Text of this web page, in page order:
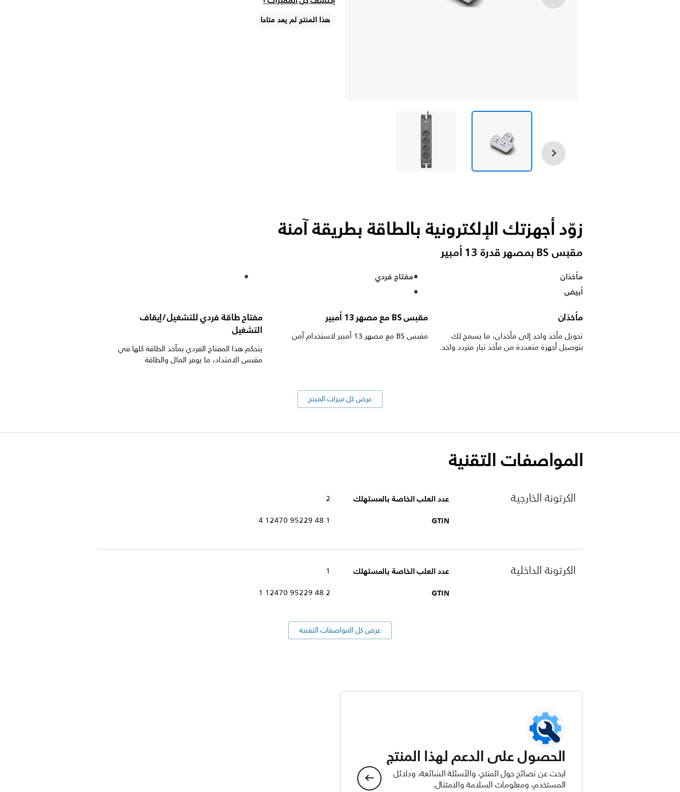
هذا المنتج لم يعد متاحا
زوّد أجهزتك الإلكترونية بالطاقة بطريقة آمنة
مقبس BS بمصهر قدرة 13 أمبير
مأخذان
مفتاح فردي
أبيض
مأخذان
تحويل مأخذ واحد إلى مأخذان، ما يسمح لك
بتوصيل أجهزة متعددة من مأخذ تيار متردد واحد.
مقبس BS مع مصهر 13 أمبير
مقبس BS مع مصهر 13 أمبير لاستخدام آمن
مفتاح طاقة فردي للتشغيل/إيقاف
التشغيل
يتحكم هذا المفتاح الفردي بمآخذ الطاقة كلها في
مقبس الامتداد، ما يوفر المال والطاقة
عرض كل ميزات المنتج
المواصفات التقنية
الكرتونة الخارجية عدد العلب الخاصة بالمستهلك 2
GTIN
1 48 95229 12470 4
الكرتونة الداخلية عدد العلب الخاصة بالمستهلك 1
GTIN
2 48 95229 12470 1
عرض كل المواصفات التقنية
الحصول على الدعم لهذا المنتج
ابحث عن نصائح حول المنتج، والأسئلة الشائعة، ودلائل
المستخدم، ومعلومات السلامة والامتثال.